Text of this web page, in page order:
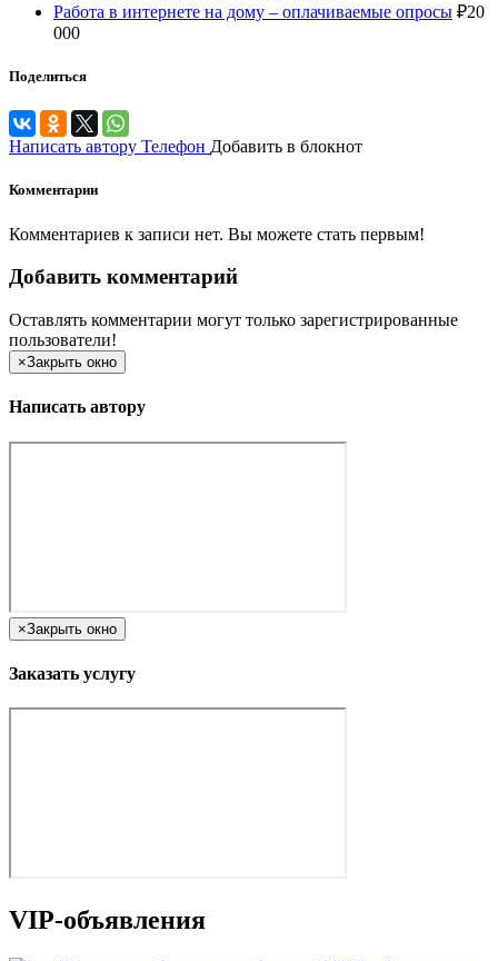
Работа в интернете на дому – оплачиваемые опросы ₽20
000
Поделиться
Написать автору Телефон Добавить в блокнот
Комментарии
Комментариев к записи нет. Вы можете стать первым!
Добавить комментарий
Оставлять комментарии могут только зарегистрированные
пользователи!
×Закрыть окно
Написать автору
×Закрыть окно
Заказать услугу
VIP-объявления